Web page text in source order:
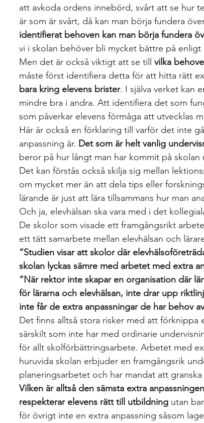
att avkoda ordens innebörd, svårt att se hur
är som är svårt, då kan man börja fundera
identifierat behoven kan man börja fundera
vi i skolan behöver bli mycket bättre på
Men det är också viktigt att se till vilka
måste först identifiera detta för att hitta rätt
bara kring elevens brister. I själva verket kan
mindre bra i andra. Att identifiera det som
som påverkar elevens förmåga att utvecklas
Här är också en förklaring till varför det inte
anpassning är. Det som är helt vanlig
beror på hur långt man har kommit på
Det kan förstås också skilja sig mellan
om mycket mer än att dela tips eller
lärande är just att lära tillsammans hur man
Och ja, elevhälsan ska vara med i det
De skolor som visade ett framgångsrikt
ett tätt samarbete mellan elevhälsan och
“Studien visar att skolor där
skolan lyckas sämre med arbetet med extra
“När rektor inte skapar en organisation där
för lärarna och elevhälsan, inte drar upp
inte får de extra anpassningar de har behov
Det finns alltså stora risker med att
särskilt som inte har med ordinarie
för allt skolförbättringsarbete. Arbetet med
huruvida skolan erbjuder en framgångsrik
planeringsarbetet och har mandat att
Vilken är alltså den sämsta extra
respekterar elevens rätt till utbildning utan
för övrigt inte en extra anpassning såsom